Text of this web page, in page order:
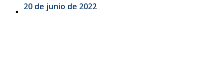
20 de junio de 2022